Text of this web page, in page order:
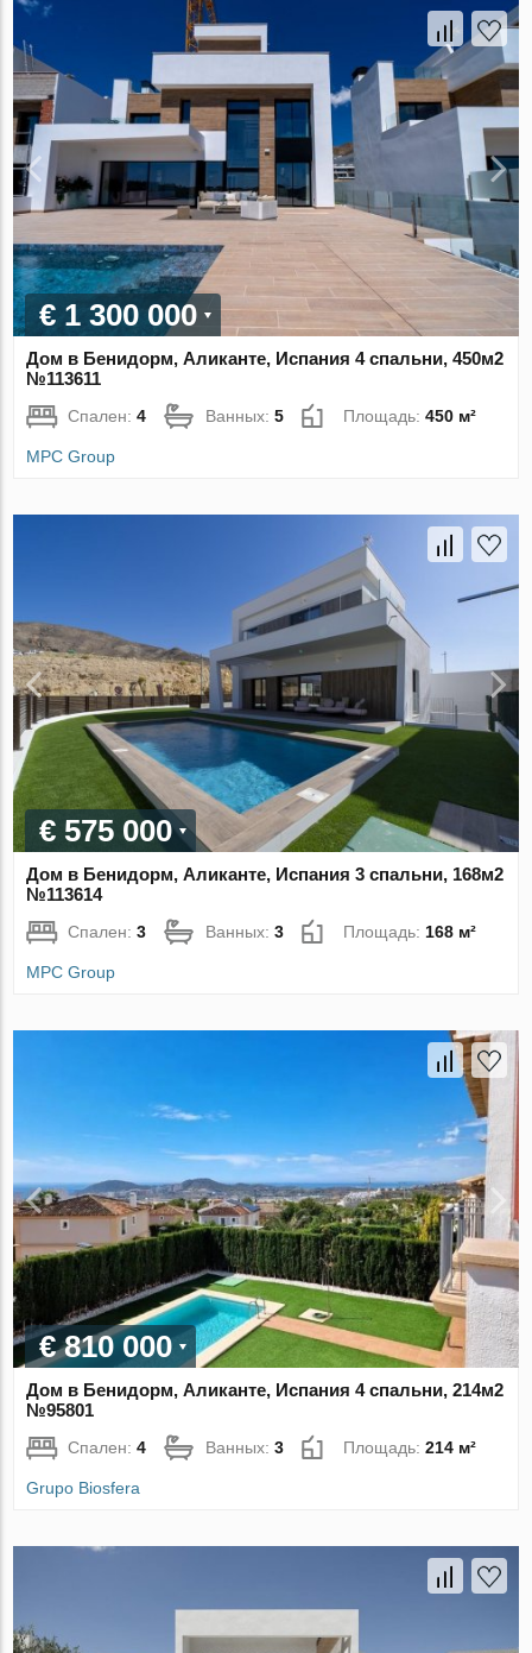
€ 1 300 000
Дом в Бенидорм, Аликанте, Испания 4 спальни, 450м2
№113611
Спален:4 Ванных:5 Площадь:450 м²
MPC Group
€ 575 000
Дом в Бенидорм, Аликанте, Испания 3 спальни, 168м2
№113614
Спален:3 Ванных:3 Площадь: 168 м²
MPC Group
€ 810 000
Дом в Бенидорм, Аликанте, Испания 4 спальни, 214м2
№95801
Спален:4 Ванных:3 Площадь:214 м²
Grupo Biosfera